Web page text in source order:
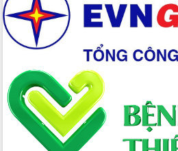
Đánh giá, rút kinh nghiệm công tác tổ
chức diễn tập trước ngày bầu cử
Chương trình “Gặp gỡ hữu nghị –
Friendship Meeting New Year 2026”
Bầu cử Quốc hội và HĐND: Cử tri Đắk
Lắk gửi gắm niềm tin, kỳ vọng vào lá
phiếu
Đắk Lắk sẵn sàng các điều kiện cho
Ngày hội bầu cử đại biểu Quốc hội
khóa XVI và HĐND các cấp nhiệm kỳ